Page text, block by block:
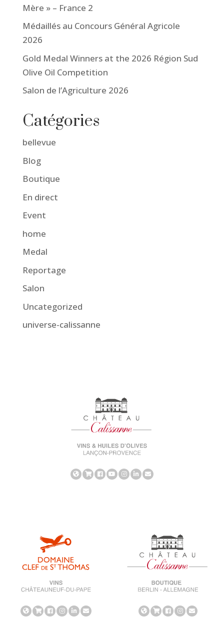
Mère » – France 2
Médaillés au Concours Général Agricole
2026
Gold Medal Winners at the 2026 Région Sud
Olive Oil Competition
Salon de l’Agriculture 2026
Catégories
bellevue
Blog
Boutique
En direct
Event
home
Medal
Reportage
Salon
Uncategorized
universe-calissanne